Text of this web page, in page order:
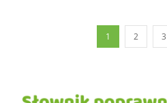
1 2 3